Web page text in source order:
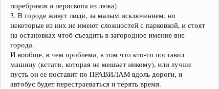
поребриков и перископа из люка)
3. В городе живут люди, за малым исключением, но
некоторые из них не имеют сложностей с парковкой, и стоят
на остановках чтоб съездить в загородное имение вне
города.
И вообще, в чем проблема, в том что кто-то поставил
машину (кстати, которая не мешает никому), или лучше
пусть он ее поставит по ПРАВИЛАМ вдоль дороги, и
автобус будет перестраеваться и терять время.